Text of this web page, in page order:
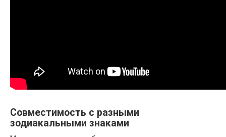
Совместимость с разными
зодиакальными знаками